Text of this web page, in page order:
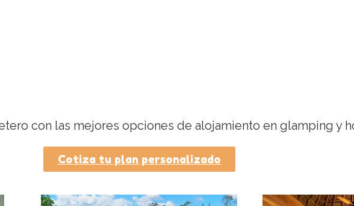
con las mejores opciones de alojamiento en glamping y
Cotiza tu plan personalizado